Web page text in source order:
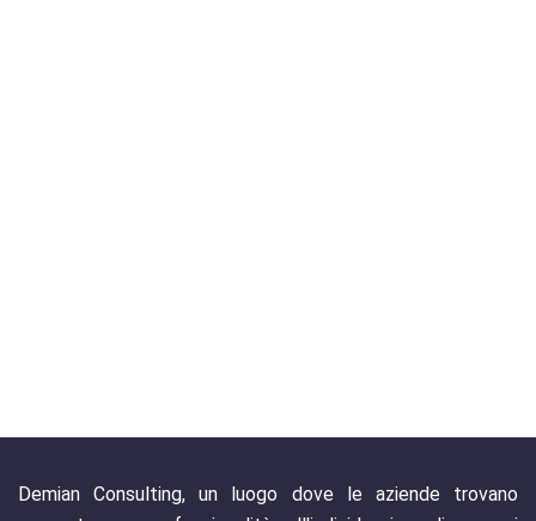
Demian Consulting, un luogo dove le aziende trovano